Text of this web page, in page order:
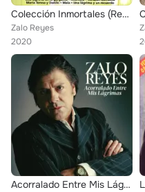
Colección Inmortales (Remastered)
Zalo Reyes
2020
Acorralado Entre Mis Lágrimas